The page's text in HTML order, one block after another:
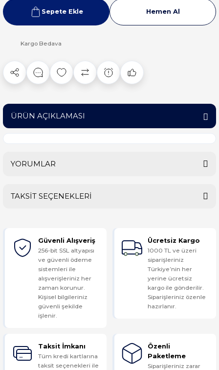
Sepete Ekle Hemen Al
Kargo Bedava
ÜRÜN AÇIKLAMASI
YORUMLAR
Yorum Yaz
TAKSİT SEÇENEKLERİ
Güvenli Alışveriş
256-bit SSL altyapısı
ve güvenli ödeme
sistemleri ile
alışverişleriniz her
zaman korunur.
Kişisel bilgileriniz
güvenli şekilde
işlenir.
Ücretsiz Kargo
1000 TL ve üzeri
siparişleriniz
Türkiye’nin her
yerine ücretsiz
kargo ile gönderilir.
Siparişleriniz özenle
hazırlanır.
Taksit İmkanı
Tüm kredi kartlarına
taksit seçenekleri ile
Özenli
Paketleme
Siparişleriniz zarar